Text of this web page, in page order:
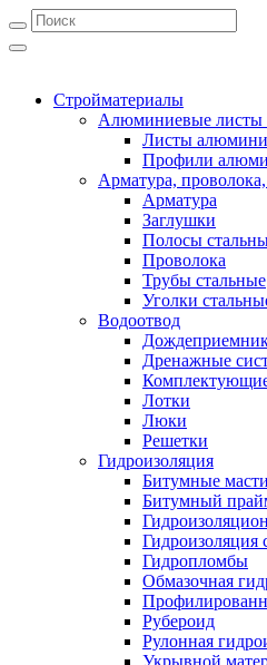
Стройматериалы
Алюминиевые листы
Листы
Профили
Арматура,
Арматура
Заглушки
Полосы
Проволока
Трубы стальные
Уголки
Водоотвод
Дренажные
Лотки
Люки
Решетки
Гидроизоляция
Битумные
Битумный
Гидроизоляция
Гидропломбы
Обмазочная
Рубероид
Рулонная
Укрывной